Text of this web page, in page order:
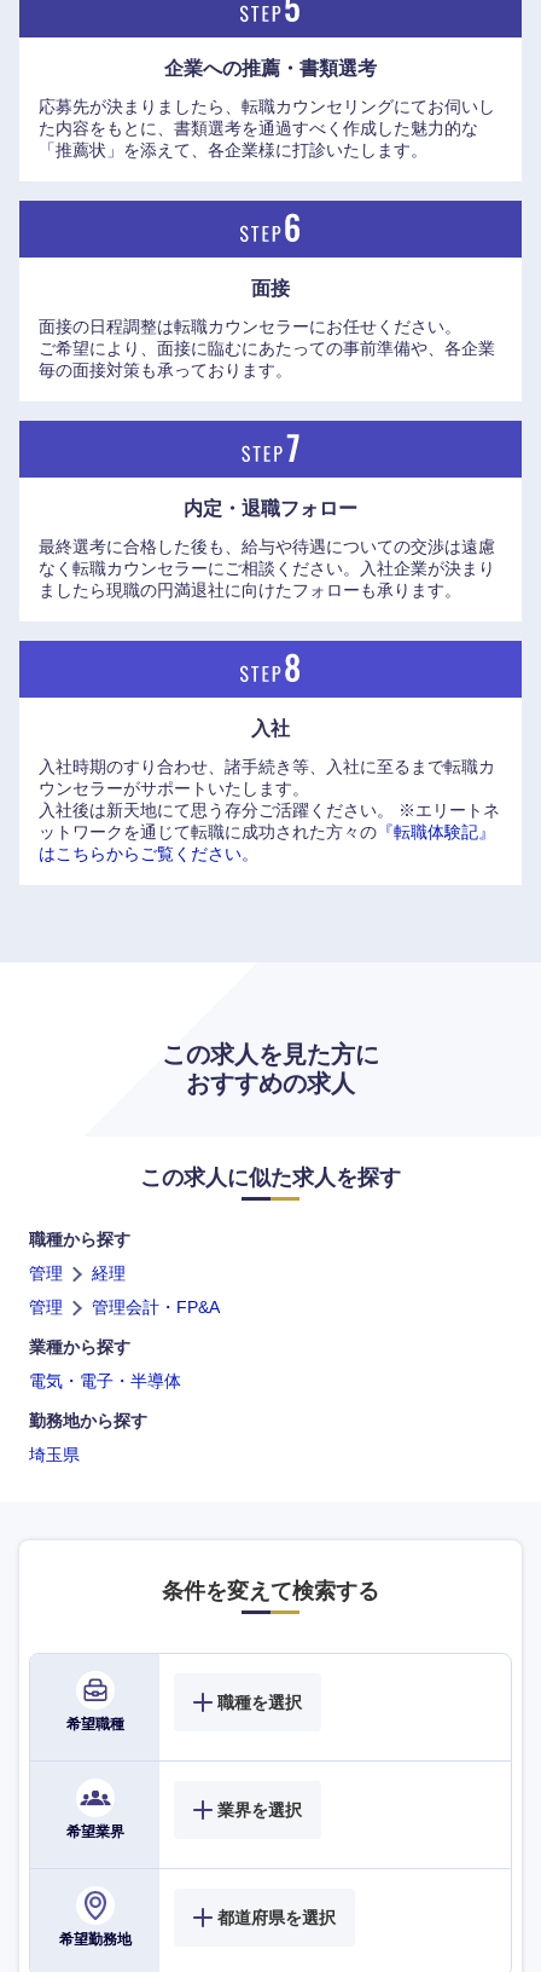
企業への推薦・書類選考
応募先が決まりましたら、転職カウンセリングにてお伺いし
た内容をもとに、書類選考を通過すべく作成した魅力的な
「推薦状」を添えて、各企業様に打診いたします。
面接
面接の日程調整は転職カウンセラーにお任せください。
ご希望により、面接に臨むにあたっての事前準備や、各企業
毎の面接対策も承っております。
内定・退職フォロー
最終選考に合格した後も、給与や待遇についての交渉は遠慮
なく転職カウンセラーにご相談ください。入社企業が決まり
ましたら現職の円満退社に向けたフォローも承ります。
入社
入社時期のすり合わせ、諸手続き等、入社に至るまで転職カ
ウンセラーがサポートいたします。
入社後は新天地にて思う存分ご活躍ください。
※エリートネ
ットワークを通じて転職に成功された方々の 『転職体験記』
はこちらからご覧ください。
この求人を見た方に
おすすめの求人
この求人に似た求人を探す
職種から探す
管理
経理
管理
管理会計・FP&A
業種から探す
電気・電子・半導体
勤務地から探す
埼玉県
条件を変えて検索する
希望職種
職種を選択
希望業界
業界を選択
希望勤務地
都道府県を選択
近畿地方
和歌山県
鳥取県
愛媛県
高知県